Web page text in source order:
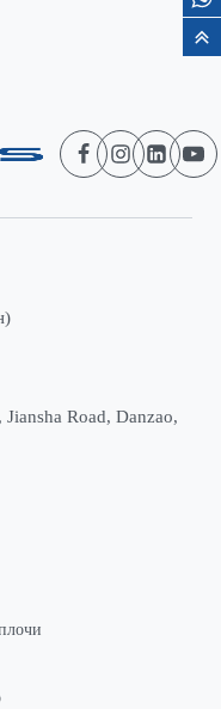
Road, Danzao,